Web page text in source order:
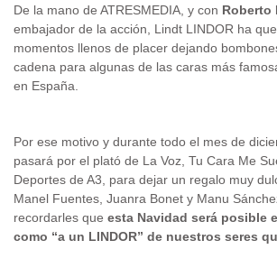
De la mano de ATRESMEDIA, y con Roberto
embajador de la acción, Lindt LINDOR ha
momentos llenos de placer dejando
cadena para algunas de las caras más
en España.
Por ese motivo y durante todo el mes de
pasará por el plató de La Voz, Tu Cara Me
Deportes de A3, para dejar un regalo muy
Manel Fuentes, Juanra Bonet y Manu
recordarles que esta Navidad será posible
como “a un LINDOR” de nuestros seres